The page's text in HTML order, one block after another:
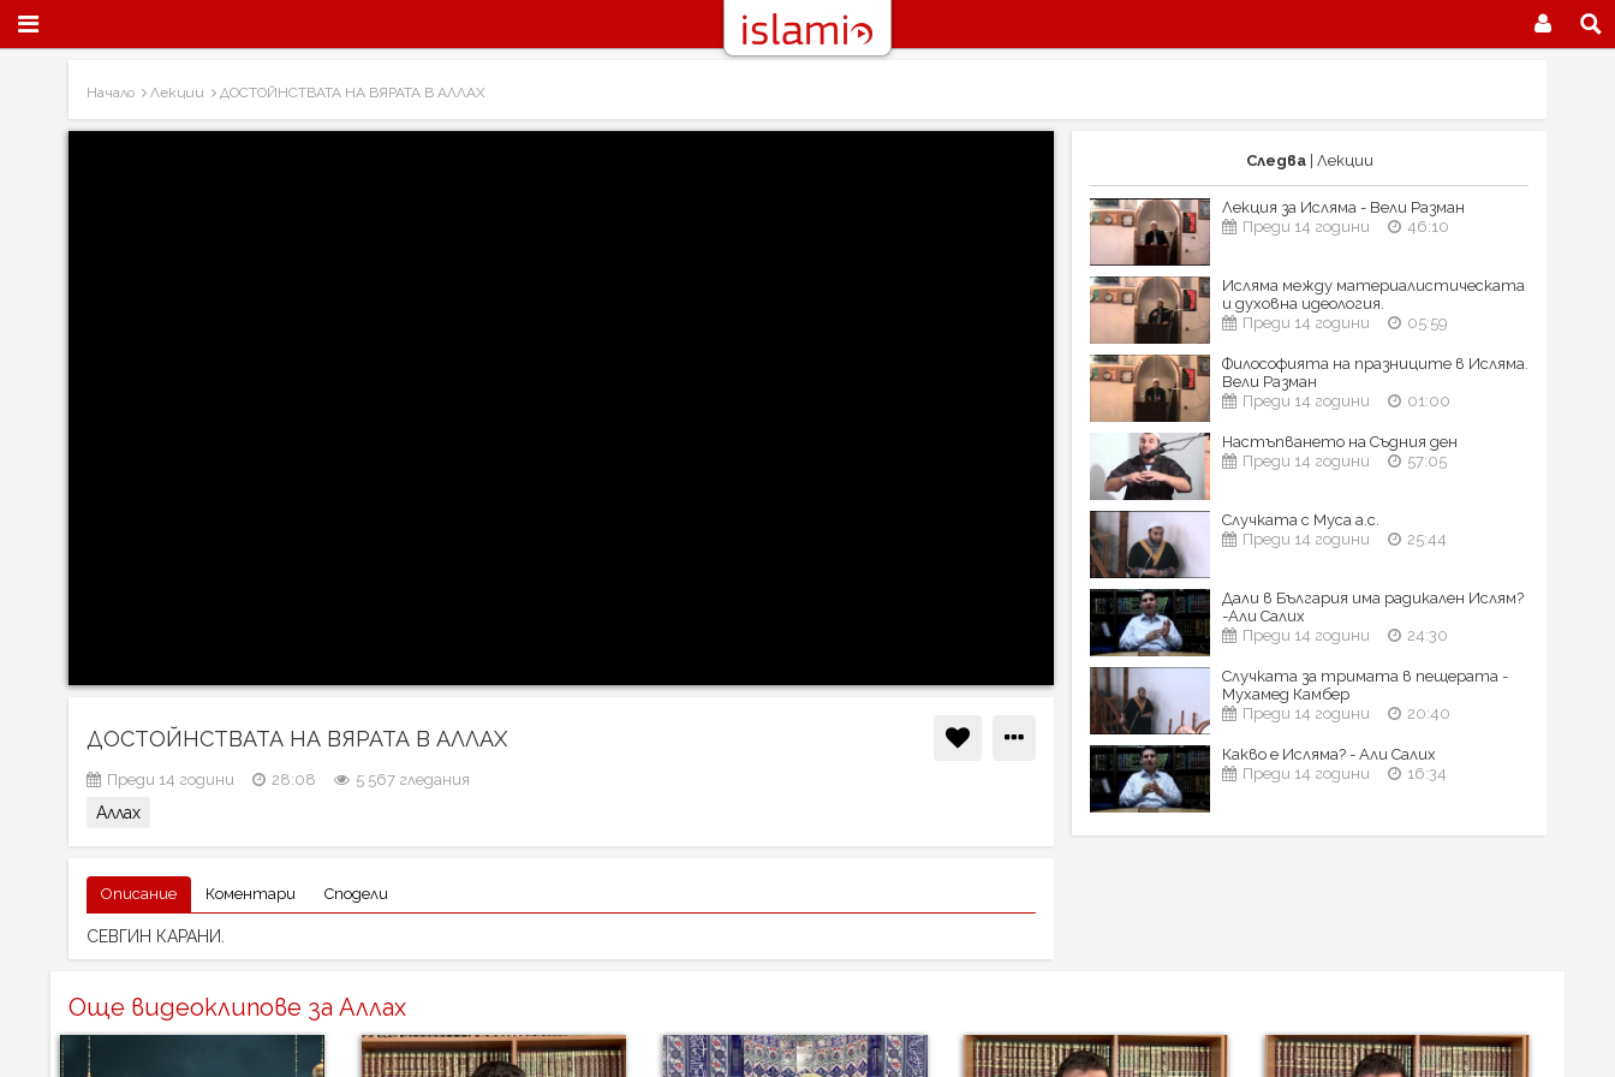
Начало Лекции ДОСТОЙНСТВАТА НА ВЯРАТА В АЛЛАХ
ДОСТОЙНСТВАТА НА ВЯРАТА В АЛЛАХ
Преди 14 години 28:08 5 567 гледания
Аллах
Описание Коментари Сподели
СЕВГИН КАРАНИ.
Следва| Лекции
Лекция за Исляма - Вели Разман
Преди 14 години
46:10
Исляма между материалистическата
и духовна идеология.
Преди 14 години
05:59
Философията на празниците в Исляма.
Вели Разман
Преди 14 години
01:00
Настъпването на Съдния ден
Преди 14 години
57:05
Случката с Муса а.с.
Преди 14 години
25:44
Дали в България има радикален Ислям?
-Али Салих
Преди 14 години
24:30
Случката за тримата в пещерата -
Мухамед Камбер
Преди 14 години
20:40
Какво е Исляма? - Али Салих
Преди 14 години
16:34
Още видеоклипове за Аллах